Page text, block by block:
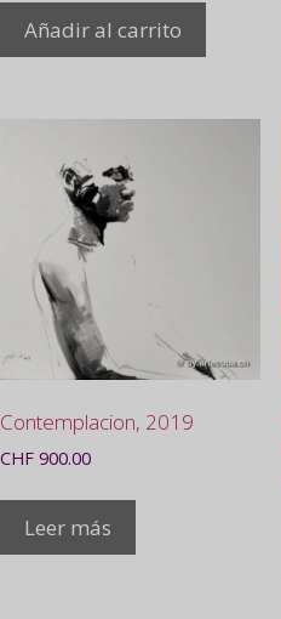
Añadir al carrito
Contemplacion, 2019
CHF 900.00
Leer más